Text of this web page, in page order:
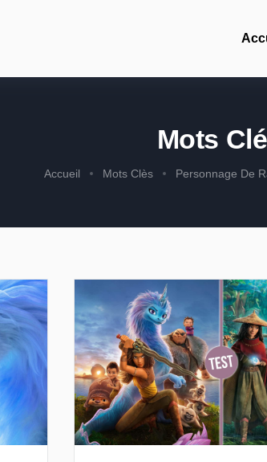
Mots
Accueil Mots Clès Personnage De